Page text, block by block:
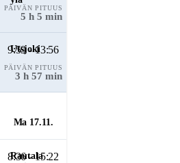
PÄIVÄN PITUUS
5 h 5 min
9:59 - 13:56
PÄIVÄN PITUUS
3 h 57 min
Ma 17.11.
8:36 - 15:22